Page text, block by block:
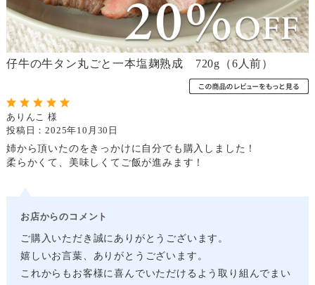
仔牛の牛タン丸ごと一本塩麹熟成 720g（6人前）
ありんこ 様
投稿日：2025年10月30日
姉から頂いたのをきっかけに自分でも購入しました！
柔らかくて、美味しくてご飯が進みます！
お店からのコメント
ご購入いただき誠にありがとうございます。
嬉しいお言葉、ありがとうございます。
これからもお客様に喜んでいただけるよう取り組んでまい